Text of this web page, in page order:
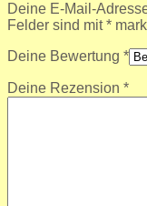
Deine E-Mail-
Felder sind mit*
Deine Bewertung *
Deine Rezension *